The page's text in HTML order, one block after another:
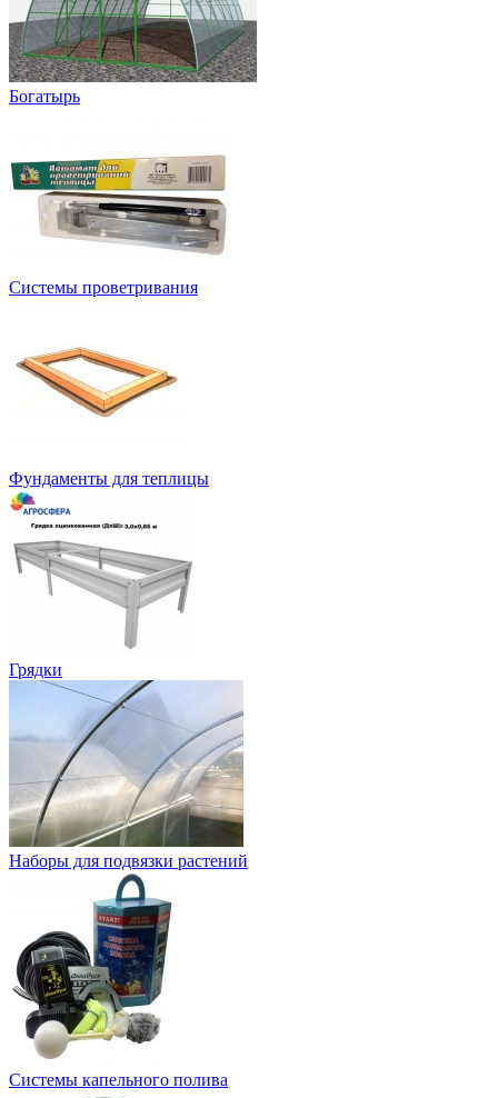
Богатырь
Системы проветривания
Фундаменты для теплицы
Грядки
Наборы для подвязки растений
Системы капельного полива